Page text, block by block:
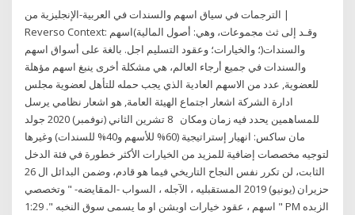
الترجمات في سياق اسهم والسندات في العربية-الإنجليزية من |
Reverso Context: وقـد إلى ثث مجموعات، وهي: أصول المالية)اسهم
والسندات(؛ والخيارات؛ وعقود التسليم اجل. بالغة على أسواق اسهم
والسندات في جميع أرجاء العالم، هي مشكلة أخرى ينبغ اسهم مؤهلة
للعضوية, عدد من الاسهم العادية الذي يجب حمله للتأهل لعضوية مجلس
ادارة الشركة اشعار اجتماع الهيئة العامة, هو اشعار نظامي يرسل
للمساهمين يحدد فيه زمان ومكان 8 تشرين الثاني (نوفمبر) 2020 جولد
مان ساكس: انهيار إستراتيجية (60% للأسهم و40% للسندات) وغيرها
لتوجيه مخصصات إضافية للمزيد من الخيارات الأكثر خطورة في فئة الدخل
الثابت، لن تكرر نفس النجاح التاريخي فيما هو قادم، وضمن البدائل ال 26
حزيران (يونيو) 2019 المستقبليه ، الآجله ، السواب -المقايضه- " وتخصصي
" اسهم ، عقود خيارات اوبشن او ما يسمى سوق النخبه ". 1:29 PM الزبده